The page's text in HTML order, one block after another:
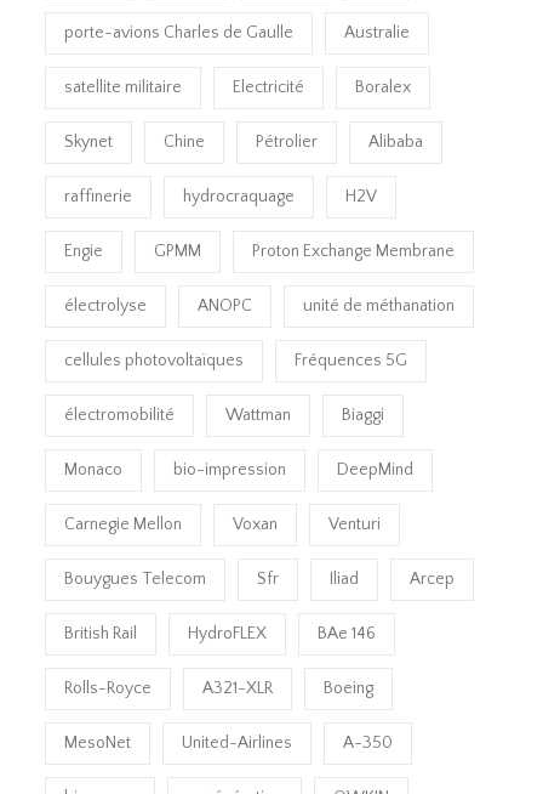
porte-avions Charles de Gaulle Australie
satellite militaire Electricité Boralex
Skynet Chine Pétrolier Alibaba
raffinerie hydrocraquage H2V
Engie GPMM Proton Exchange Membrane
électrolyse ANOPC unité de méthanation
cellules photovoltaïques Fréquences 5G
électromobilité Wattman Biaggi
Monaco bio-impression DeepMind
Carnegie Mellon Voxan Venturi
Bouygues Telecom Sfr Iliad Arcep
British Rail HydroFLEX BAe 146
Rolls-Royce A321-XLR Boeing
MesoNet United-Airlines A-350